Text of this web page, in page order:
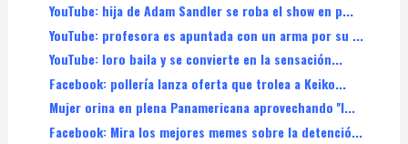
YouTube: hija de Adam Sandler se roba el show en p...
YouTube: profesora es apuntada con un arma por su ...
YouTube: loro baila y se convierte en la sensación...
Facebook: pollería lanza oferta que trolea a Keiko...
Mujer orina en plena Panamericana aprovechando ''l...
Facebook: Mira los mejores memes sobre la detenció...